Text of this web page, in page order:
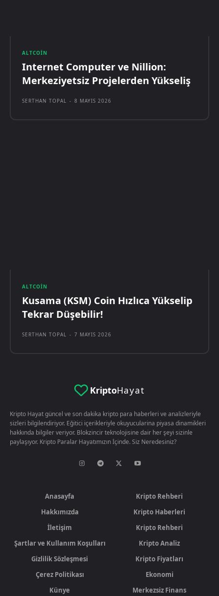
ALTCOIN
Internet Computer ve Nillion:
Merkeziyetsiz Projelerden Yükseliş
SERTHAN TOPAL - 8 MAYIS 2026
ALTCOIN
Kusama (KSM) Coin Hızlıca Yükselip
Tekrar Düşebilir!
SERTHAN TOPAL - 7 MAYIS 2026
KriptoHayat
Kripto Hayat güncel ve son dakika kripto para haberleri ve analizleriyle
sizleri bilgilendiriyor. Eğitici içerikleriyle okuyucularina piyasa dinamikleri
hakkında bilgiler veriyor. Blokzincir teknolojisine dair her şeyi sizinle
paylaşıyor. Kripto Paralar Hayatımızın İçinde. Siz Neredesiniz?
Anasayfa
Hakkımızda
İletişim
Şartlar ve Kullanım Koşulları
Gizlilik Sözleşmesi
Çerez Politikası
Künye
Kripto Rehberi
Kripto Haberleri
Kripto Rehberi
Kripto Analiz
Kripto Fiyatları
Ekonomi
Merkezsiz Finans